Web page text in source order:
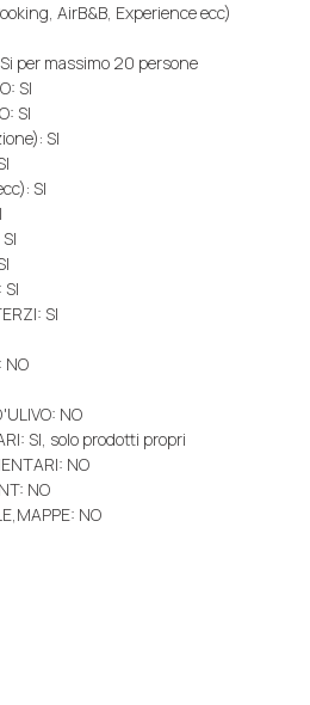
AirB&B, Experience ecc)
per massimo 20 persone
SI
SI
SI
SI
SI
NO
NO
SI, solo prodotti propri
NO
NO
NO